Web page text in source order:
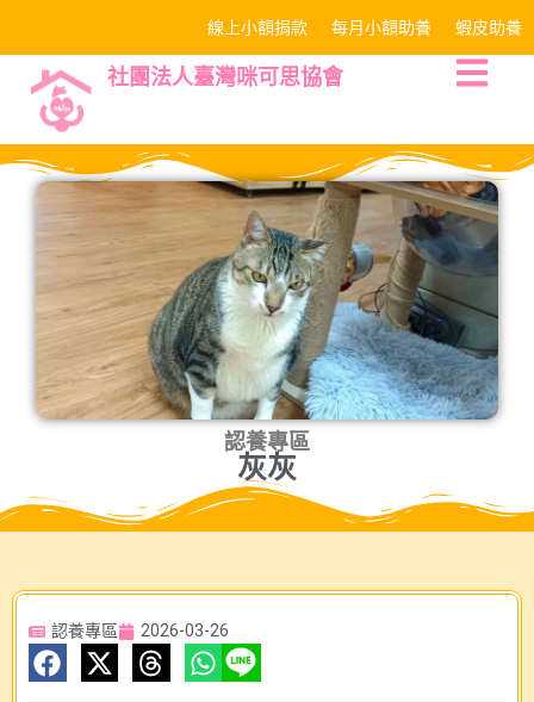
線上小額捐款 每月小額助養 蝦皮助養
社團法人臺灣咪可思協會
認養專區
灰灰
認養專區 2026-03-26